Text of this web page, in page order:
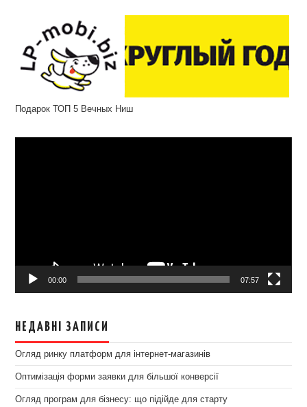
Подарок ТОП 5 Вечных Ниш
00:00 07:57
НЕДАВНІ ЗАПИСИ
Огляд ринку платформ для інтернет-магазинів
Оптимізація форми заявки для більшої конверсії
Огляд програм для бізнесу: що підійде для старту